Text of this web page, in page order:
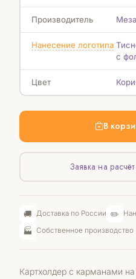
Производитель Меза
Нанесение логотипа
с
Цвет
В
Заявка на
🚚 Доставка по России ✏️
🏭 Собственное производство
Картхолдер с карманами